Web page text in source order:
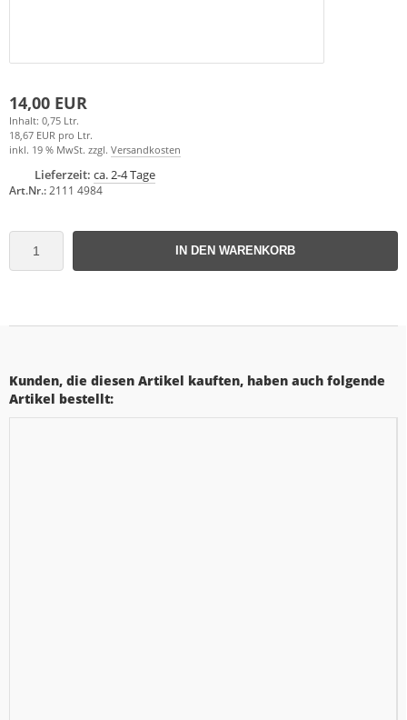
14,00 EUR
Inhalt: 0,75 Ltr.
18,67 EUR pro Ltr.
inkl. 19 % MwSt. zzgl. Versandkosten
Lieferzeit: ca. 2-4 Tage
Art.Nr.:2111 4984
IN DEN WARENKORB
Kunden, die diesen Artikel kauften, haben auch folgende
Artikel bestellt: